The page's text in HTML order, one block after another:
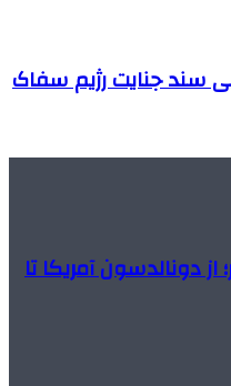
سند جنایت رژیم سفاک
از دونالدسون آمریکا تا